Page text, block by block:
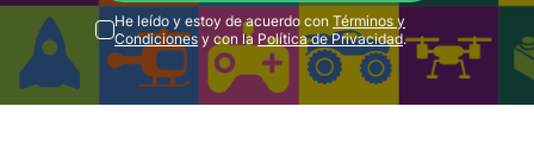
He leído y estoy de acuerdo con Términos y
Condiciones y con la Política de Privacidad.